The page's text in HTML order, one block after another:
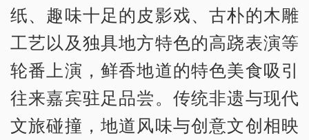
纸、趣味十足的皮影戏、古朴的木雕
工艺以及独具地方特色的高跷表演等
轮番上演，鲜香地道的特色美食吸引
往来嘉宾驻足品尝。传统非遗与现代
文旅碰撞，地道风味与创意文创相映